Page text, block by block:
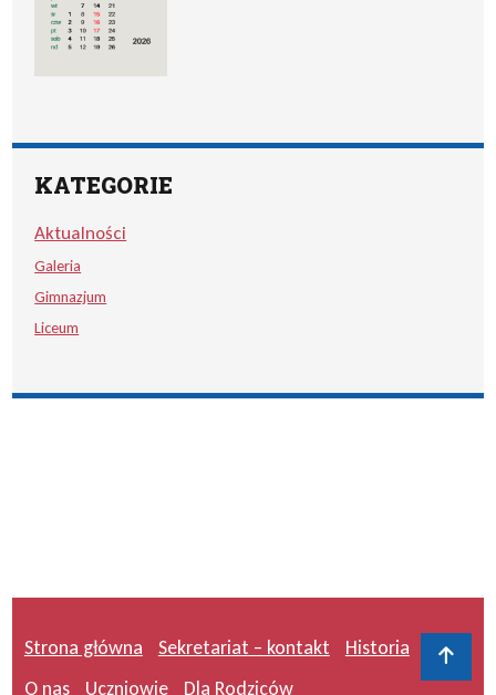
KATEGORIE
Aktualności
Galeria
Gimnazjum
Liceum
Strona główna Sekretariat – kontakt
Historia
O nas
Uczniowie Dla Rodziców
Do